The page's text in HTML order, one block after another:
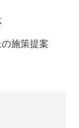
施策提案